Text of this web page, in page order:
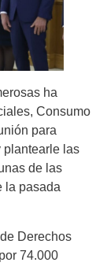
ha
Consumo
para
plantearle las
de las
la pasada
Derechos
74.000